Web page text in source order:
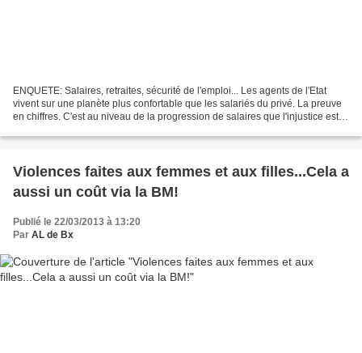
ENQUETE: Salaires, retraites, sécurité de l'emploi... Les agents de l'Etat
vivent sur une planète plus confortable que les salariés du privé. La preuve
en chiffres. C'est au niveau de la progression de salaires que l'injustice est la
Violences faites aux femmes et aux filles...Cela a
aussi un coût via la BM!
Publié le 22/03/2013 à 13:20
Par AL de Bx